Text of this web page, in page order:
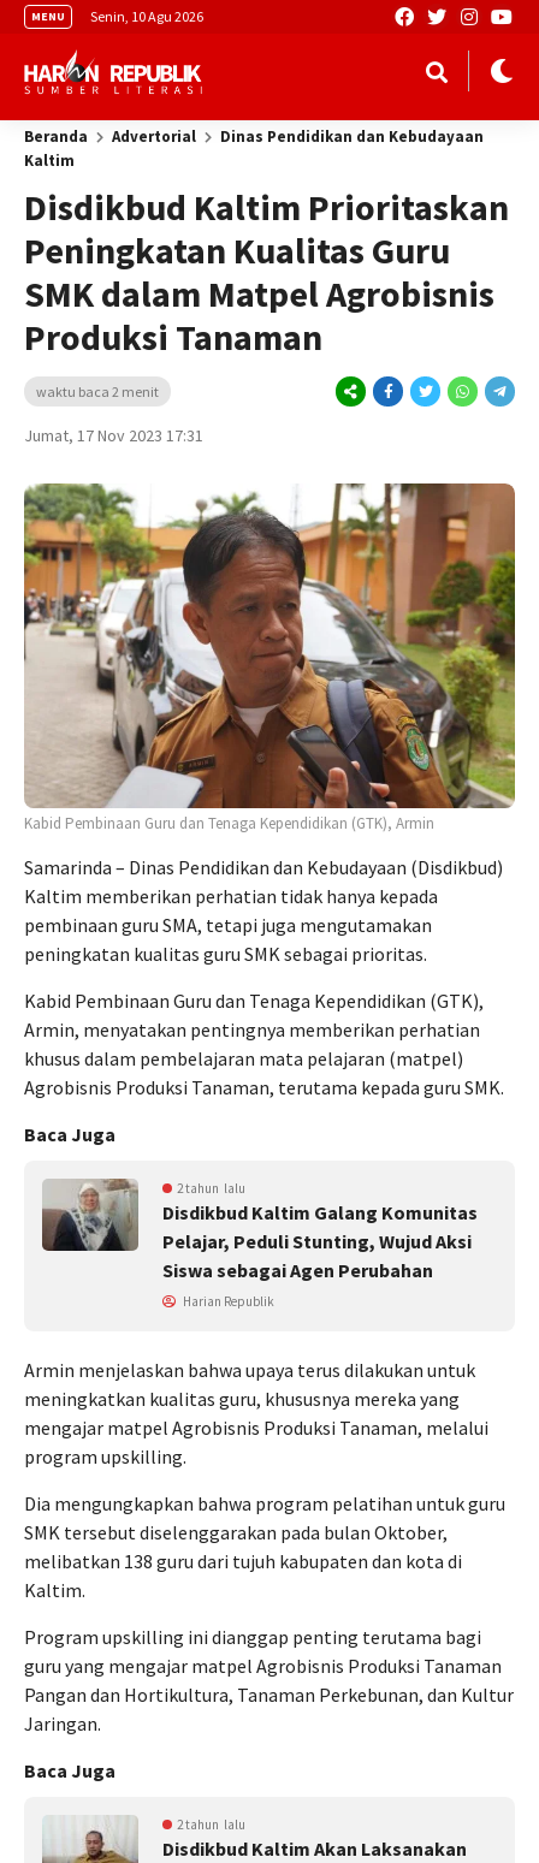
MENU Senin, 10 Agu 2026
Beranda Advertorial
Dinas Pendidikan dan Kebudayaan
Kaltim
Disdikbud Kaltim Prioritaskan
Peningkatan Kualitas Guru
SMK dalam Matpel Agrobisnis
Produksi Tanaman
waktu baca 2 menit
Jumat, 17 Nov 2023 17:31
Kabid Pembinaan Guru dan Tenaga Kependidikan (GTK), Armin
Samarinda – Dinas Pendidikan dan Kebudayaan (Disdikbud)
Kaltim memberikan perhatian tidak hanya kepada
pembinaan guru SMA, tetapi juga mengutamakan
peningkatan kualitas guru SMK sebagai prioritas.
Kabid Pembinaan Guru dan Tenaga Kependidikan (GTK),
Armin, menyatakan pentingnya memberikan perhatian
khusus dalam pembelajaran mata pelajaran (matpel)
Agrobisnis Produksi Tanaman, terutama kepada guru SMK.
Baca Juga
2 tahun lalu
Disdikbud Kaltim Galang Komunitas
Pelajar, Peduli Stunting, Wujud Aksi
Siswa sebagai Agen Perubahan
Harian Republik
Armin menjelaskan bahwa upaya terus dilakukan untuk
meningkatkan kualitas guru, khususnya mereka yang
mengajar matpel Agrobisnis Produksi Tanaman, melalui
program upskilling.
Dia mengungkapkan bahwa program pelatihan untuk guru
SMK tersebut diselenggarakan pada bulan Oktober,
melibatkan 138 guru dari tujuh kabupaten dan kota di
Kaltim.
Program upskilling ini dianggap penting terutama bagi
guru yang mengajar matpel Agrobisnis Produksi Tanaman
Pangan dan Hortikultura, Tanaman Perkebunan, dan Kultur
Jaringan.
Baca Juga
2 tahun lalu
Disdikbud Kaltim Akan Laksanakan